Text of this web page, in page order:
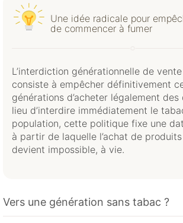
Une idée radicale pour
de commencer à fumer
L’interdiction générationnelle de
consiste à empêcher définitivement
générations d’acheter légalement
lieu d’interdire immédiatement le
population, cette politique fixe une
à partir de laquelle l’achat de
devient impossible, à vie.
Vers une génération sans tabac ?